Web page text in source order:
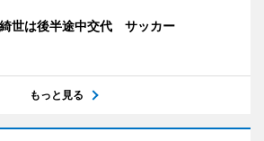
綺世は後半途中交代 サッカー
もっと見る